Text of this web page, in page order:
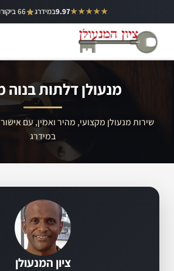
לתוכן
★★★★★
9.97במידרג 66 ביקורות בגוגל באר יעקב
ראשון לציון
רמלה
מנעולן דלתות בנוה
במידרג
ציון המנעולן